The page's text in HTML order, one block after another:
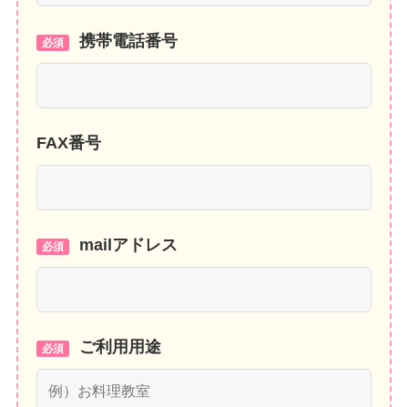
必須 携帯電話番号
FAX番号
必須 mailアドレス
必須 ご利用用途